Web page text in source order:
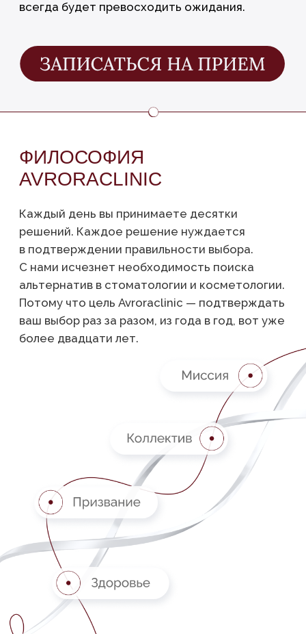
альтернатив в стоматологии и косметологии.
более двадцати лет.
ДАВИДЯН АРАМ